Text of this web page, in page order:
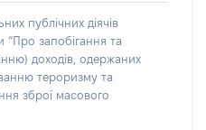
публічних діячів
“Про запобігання та
доходів, одержаних
тероризму та
зброї масового